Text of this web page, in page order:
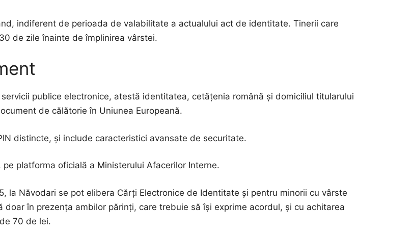
indiferent de perioada de valabilitate a actualului act de identitate. Tinerii care
de zile înainte de împlinirea vârstei.
publice electronice, atestă identitatea, cetățenia română și domiciliul titularului
de călătorie în Uniunea Europeană.
distincte, și include caracteristici avansate de securitate.
platforma oficială a Ministerului Afacerilor Interne.
la Năvodari se pot elibera Cărți Electronice de Identitate și pentru minorii cu vârste
în prezența ambilor părinți, care trebuie să își exprime acordul, și cu achitarea
70 de lei.